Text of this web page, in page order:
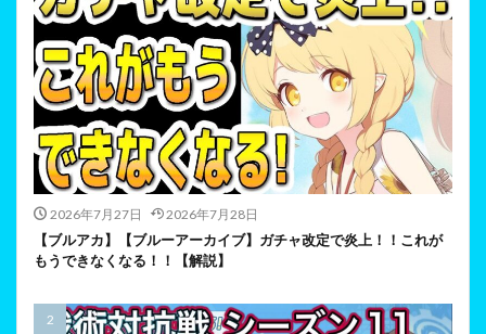
2026年7月27日 2026年7月28日
【ブルアカ】【ブルーアーカイブ】ガチャ改定で炎上！！これが
もうできなくなる！！【解説】